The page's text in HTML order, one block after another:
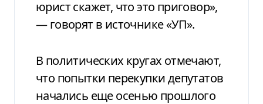
юрист скажет, что это приговор»,
— говорят в источнике «УП».
В политических кругах отмечают,
что попытки перекупки депутатов
начались еще осенью прошлого